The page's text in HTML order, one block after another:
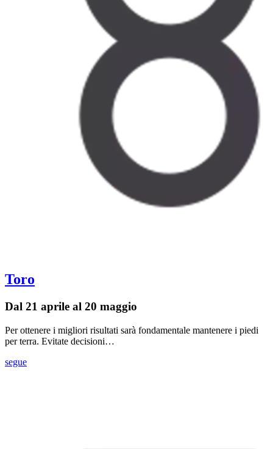
Toro
Dal 21 aprile al 20 maggio
Per ottenere i migliori risultati sarà fondamentale mantenere i piedi
per terra. Evitate decisioni…
segue